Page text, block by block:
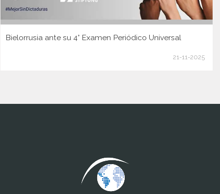
Bielorrusia ante su 4° Examen Periódico Universal
21-11-2025